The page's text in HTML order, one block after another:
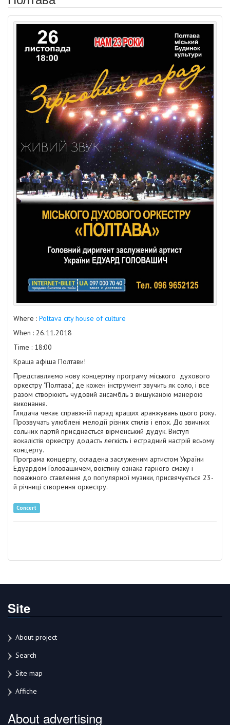
Where : Poltava city house of culture
When : 26.11.2018
Time : 18:00
Краща афіша Полтави!
Представляємо нову концертну програму міського духового
оркестру "Полтава", де кожен інструмент звучить як соло, і все
разом створюють чудовий ансамбль з вишуканою манерою
виконання.
Глядача чекає справжній парад кращих аранжувань цього року.
Прозвучать улюблені мелодії різних стилів і епох. До звичних
сольних партій приєднається вірменський дудук. Виступ
вокалістів оркестру додасть легкість і естрадний настрій всьому
концерту.
Програма концерту, складена заслуженим артистом України
Едуардом Головашичем, воістину ознака гарного смаку і
поважного ставлення до популярної музики, присвячується 23-
й річниці створення оркестру.
Concert
Site
About project
Search
Site map
Affiche
About advertising